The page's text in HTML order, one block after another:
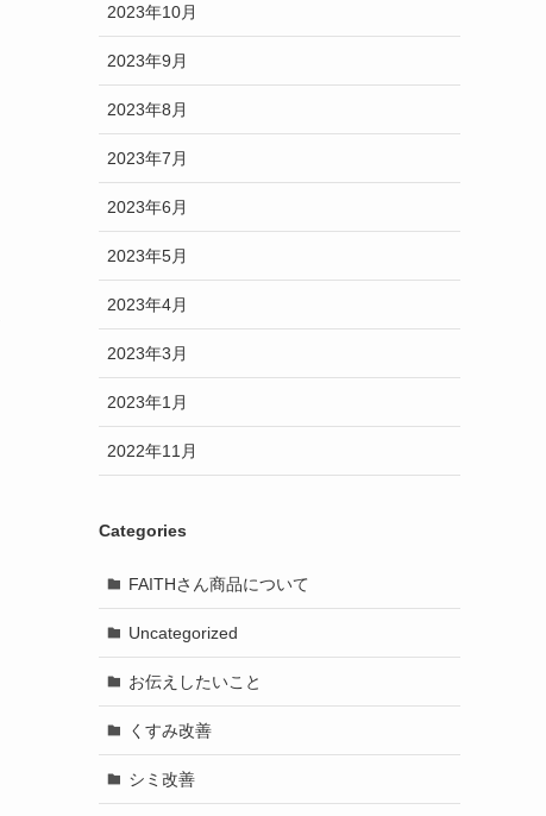
2023年10月
2023年9月
2023年8月
2023年7月
2023年6月
2023年5月
2023年4月
2023年3月
2023年1月
2022年11月
Categories
FAITHさん商品について
Uncategorized
お伝えしたいこと
くすみ改善
シミ改善